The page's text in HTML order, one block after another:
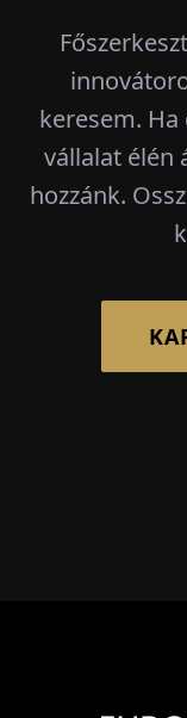
keresem.
vállalat élén
hozzánk.